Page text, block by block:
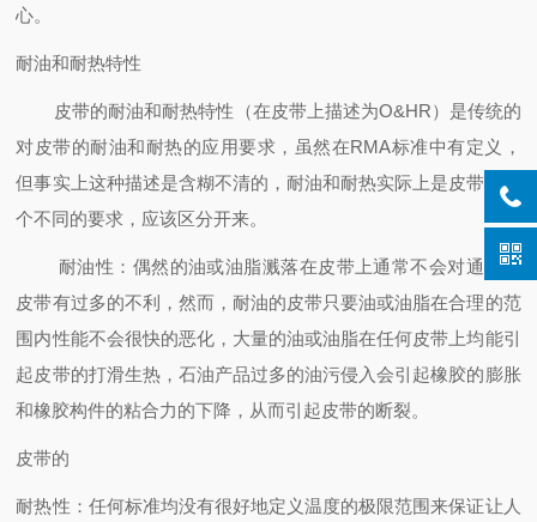
心。
耐油和耐热特性
皮带的耐油和耐热特性（在皮带上描述为O&HR）是传统的
对皮带的耐油和耐热的应用要求，虽然在RMA标准中有定义，
但事实上这种描述是含糊不清的，耐油和耐热实际上是皮带的两
个不同的要求，应该区分开来。
耐油性：偶然的油或油脂溅落在皮带上通常不会对通常的
皮带有过多的不利，然而，耐油的皮带只要油或油脂在合理的范
围内性能不会很快的恶化，大量的油或油脂在任何皮带上均能引
起皮带的打滑生热，石油产品过多的油污侵入会引起橡胶的膨胀
和橡胶构件的粘合力的下降，从而引起皮带的断裂。
皮带的
耐热性：任何标准均没有很好地定义温度的极限范围来保证让人